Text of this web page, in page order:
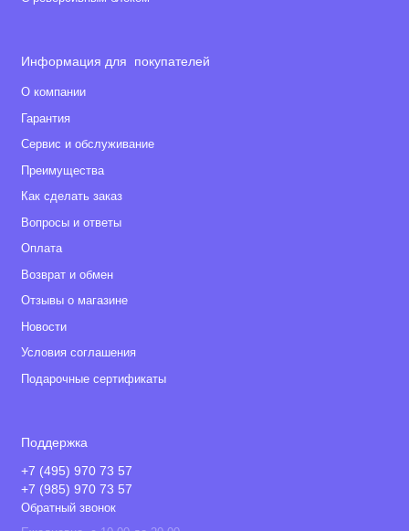
Информация для покупателей
О компании
Гарантия
Сервис и обслуживание
Преимущества
Как сделать заказ
Вопросы и ответы
Оплата
Возврат и обмен
Отзывы о магазине
Новости
Условия соглашения
Подарочные сертификаты
Поддержка
+7 (495) 970 73 57
+7 (985) 970 73 57
Обратный звонок